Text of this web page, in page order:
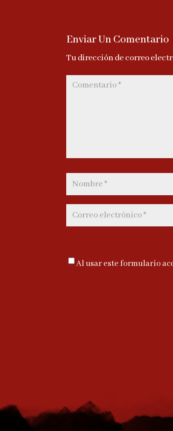
Enviar Un Comentario
Tu dirección de correo
Al usar este formulario